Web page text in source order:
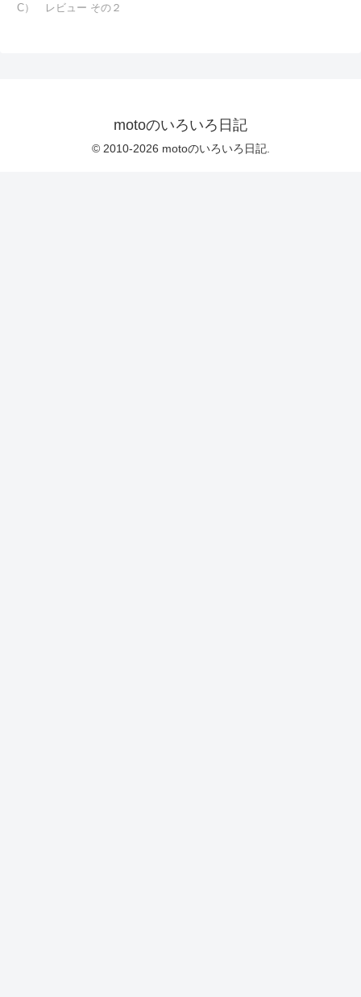
C） レビュー その２
motoのいろいろ日記
© 2010-2026 motoのいろいろ日記.